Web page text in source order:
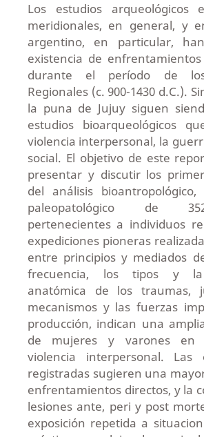
Los estudios arqueológicos
meridionales, en general, y
argentino, en particular,
existencia de
durante el período de los
Regionales (c. 900-1430 d.C.).
la puna de Jujuy siguen
estudios bioarqueológicos
violencia interpersonal, la
social. El objetivo de este
presentar y discutir los
del análisis
paleopatológico de
pertenecientes a individuos
expediciones pioneras
entre principios y mediados
frecuencia, los tipos y la
anatómica de los traumas,
mecanismos y las fuerzas
producción, indican una
de mujeres y varones en
violencia interpersonal. Las
registradas sugieren una
enfrentamientos directos, y la
lesiones ante, peri y post
exposición repetida a